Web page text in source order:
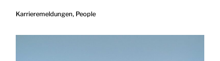
Karrieremeldungen, People